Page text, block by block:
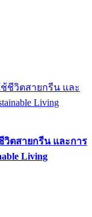
วิตสายกรีน และการ
Living